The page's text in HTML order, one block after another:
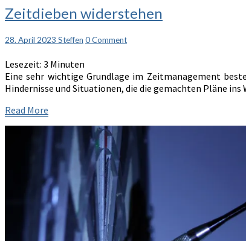
Zeitdieben
widerstehen
Zeitdieben widerstehen
28. April 2023 Steffen Comments
0 Comment
Lesezeit: 3 Minuten
Eine sehr wichtige Grundlage im Zeitmanagement
Hindernisse und Situationen, die die gemachten Pläne
Read More